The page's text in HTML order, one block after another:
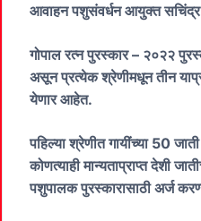
आवाहन पशुसंवर्धन आयुक्त
गोपाल रत्न पुरस्कार – २०२२
असून प्रत्येक श्रेणीमधून तीन
येणार आहेत.
पहिल्या श्रेणीत गायींच्या 50
कोणत्याही मान्यताप्राप्त देशी
पशुपालक पुरस्कारासाठी अर्ज